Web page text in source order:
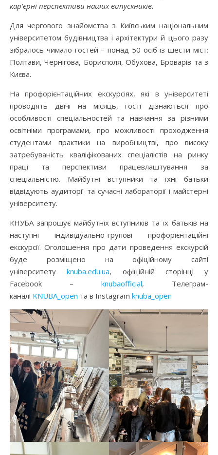
кар’єрні перспективи наших випускників.
Для чергового знайомства з Київським національним
університетом будівництва і архітектури й цього разу
зібралось чимало гостей – понад 50 осіб із шести міст:
Полтави, Чернігова, Борисполя, Обухова, Броварів та з
Києва.
На профорієнтаційних екскурсіях, які в університеті
проводять двічі на місяць, гості дізнаються про
особливості спеціальностей та навчання за різними
освітніми програмами, про можливості проходження
студентами практики на виробництві, про високу
затребуваність кваліфікованих спеціалістів на ринку
праці та перспективи працевлаштування за
спеціальністю. Майбутні вступники та їхні батьки
відвідують аудиторії та сучасні лабораторії і майстерні
університету.
КНУБА запрошує майбутніх вступників та їх батьків на
наступні індивідуально-групові профорієнтаційні
екскурсії. Оголошення про дати проведення екскурсій
буде розміщено на офіційному сайті
університетуknuba.edu.ua, офіційній сторінці у
Facebook – knubaofficial, Телеграм-
каналі KNUBA_open та в Instagram knuba_open